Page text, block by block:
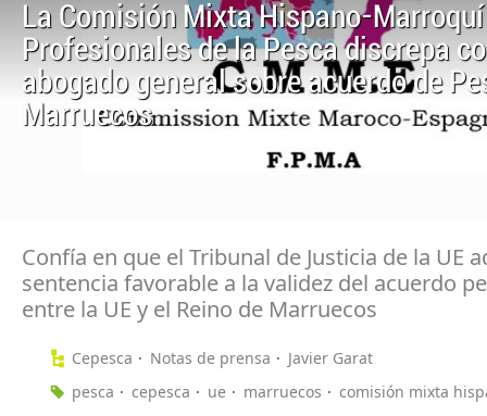
La Comisión Mixta Hispano-
Profesionales de la Pesca discrepa
abogado general sobre acuerdo de
Marruecos
Confía en que el Tribunal de Justicia de la UE
sentencia favorable a la validez del acuerdo
entre la UE y el Reino de Marruecos
Cepesca Notas de prensa
Javier Garat
pesca
cepesca ue marruecos comisión mixta